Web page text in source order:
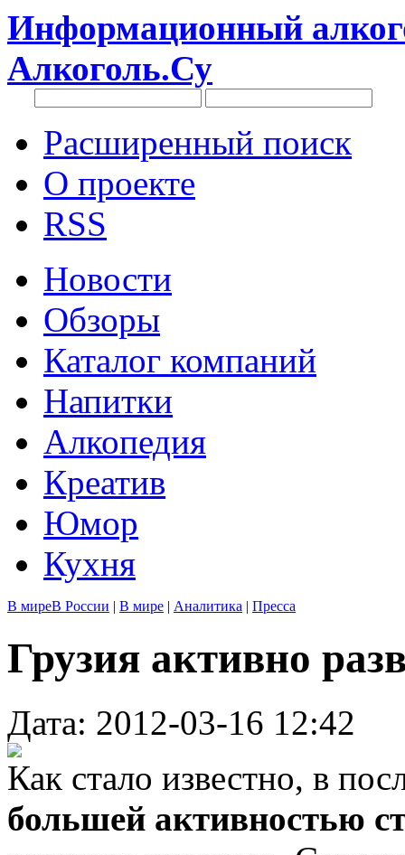
Информационный
Алкоголь.Су
Расширенный поиск
О проекте
RSS
Новости
Обзоры
Каталог компаний
Напитки
Алкопедия
Креатив
Юмор
Кухня
В миреВ России | В мире | Аналитика | Пресса
Грузия активно
Дата: 2012-03-16 12:42
Как стало известно, в
большей активностью